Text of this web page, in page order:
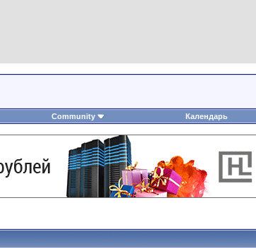
Community Календарь